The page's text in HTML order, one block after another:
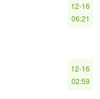
12-16
06:21
12-16
02:59